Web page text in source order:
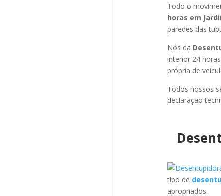
Todo o
horas em
paredes das
Nós da
interior 24
própria de
Todos nossos
declaração
tipo de
apropriados.